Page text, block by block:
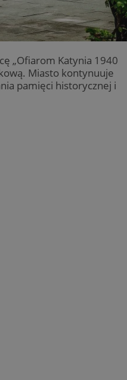
„Ofiarom Katynia 1940
Miasto kontynuuje
pamięci historycznej i